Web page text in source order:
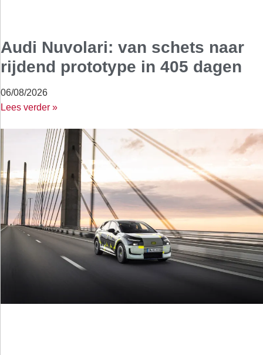
Audi Nuvolari: van schets naar
rijdend prototype in 405 dagen
06/08/2026
Lees verder »